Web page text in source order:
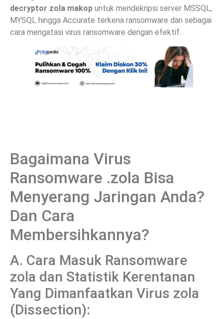
decryptor zola makop untuk mendekripsi server MSSQL,
MYSQL hingga Accurate terkena ransomware dan sebagai
cara mengatasi virus ransomware dengan efektif.
Bagaimana Virus
Ransomware .zola Bisa
Menyerang Jaringan Anda?
Dan Cara
Membersihkannya?
A. Cara Masuk Ransomware
zola dan Statistik Kerentanan
Yang Dimanfaatkan Virus zola
(Dissection):